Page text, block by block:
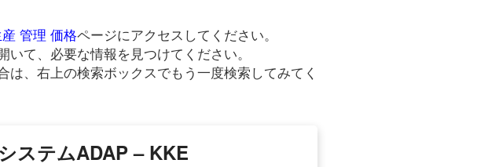
管理 価格ページにアクセスしてください。
て、必要な情報を見つけてください。
は、右上の検索ボックスでもう一度検索してみてく
ステムADAP – KKE